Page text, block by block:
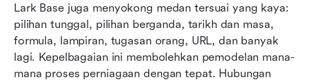
Lark Base juga menyokong medan tersuai yang kaya:
pilihan tunggal, pilihan berganda, tarikh dan masa,
formula, lampiran, tugasan orang, URL, dan banyak
lagi. Kepelbagaian ini membolehkan pemodelan mana-
mana proses perniagaan dengan tepat. Hubungan